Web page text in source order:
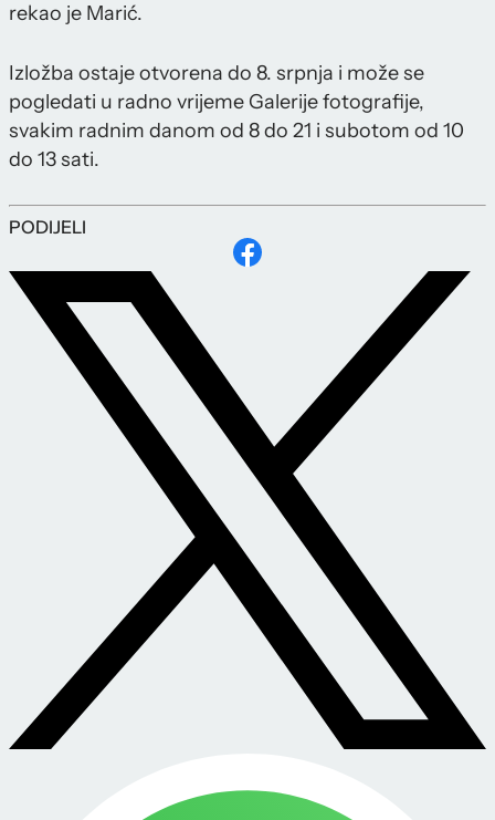
rekao je Marić.
Izložba ostaje otvorena do 8. srpnja i može se
pogledati u radno vrijeme Galerije fotografije,
svakim radnim danom od 8 do 21 i subotom od 10
do 13 sati.
PODIJELI